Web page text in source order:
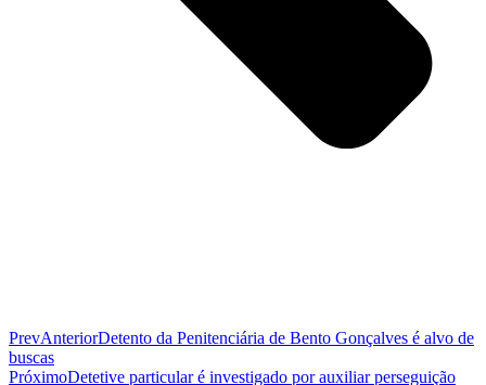
PrevAnteriorDetento da Penitenciária de Bento Gonçalves é alvo de
buscas
PróximoDetetive particular é investigado por auxiliar perseguição